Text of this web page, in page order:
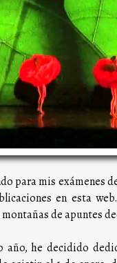
para mis exámenes
en esta
de apuntes
año, he decidido